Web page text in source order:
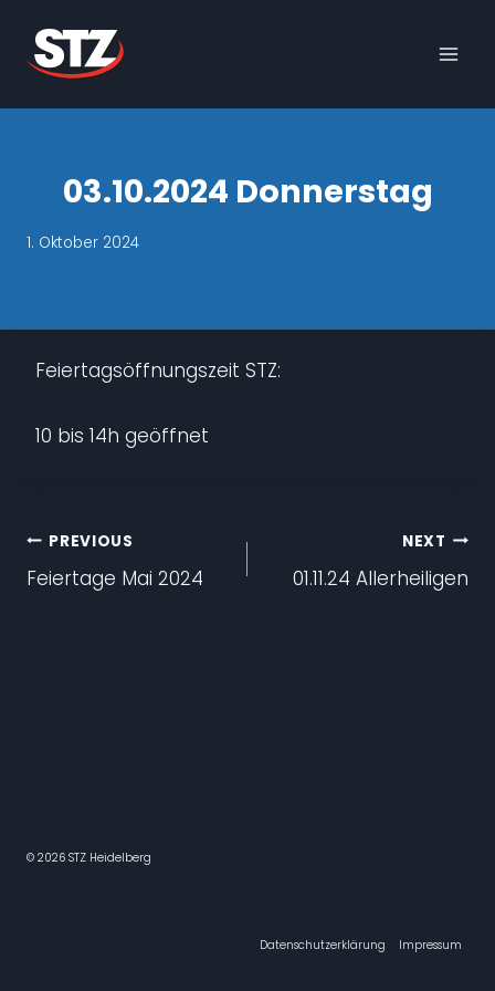
content
03.10.2024 Donnerstag
1. Oktober 2024
Feiertagsöffnungszeit STZ:
10 bis 14h geöffnet
Beitragsnavigation
PREVIOUS
Feiertage Mai 2024
NEXT
01.11.24 Allerheiligen
© 2026 STZ Heidelberg
Datenschutzerklärung Impressum